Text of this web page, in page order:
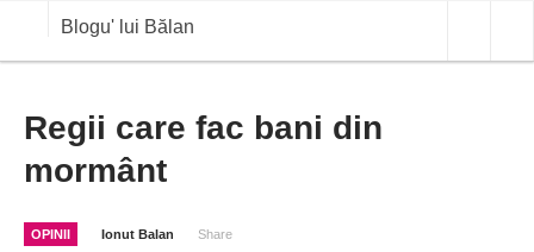
Blogu' lui Bălan
ANALIZE
Regii care fac bani din
mormânt
OPINII Ionut Balan Share